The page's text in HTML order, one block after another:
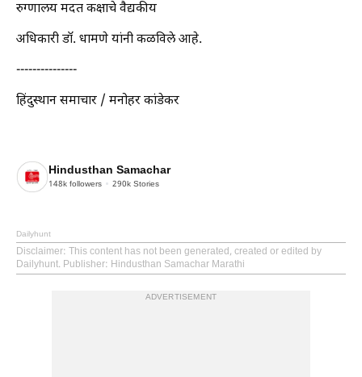
रुग्णालय मदत कक्षाचे वैद्यकीय
अधिकारी डॉ. धामणे यांनी कळविले आहे.
---------------
हिंदुस्थान समाचार / मनोहर कांडेकर
Hindusthan Samachar
148k followers 290k Stories
Dailyhunt
Disclaimer: This content has not been generated, created or edited by
Dailyhunt. Publisher: Hindusthan Samachar Marathi
ADVERTISEMENT